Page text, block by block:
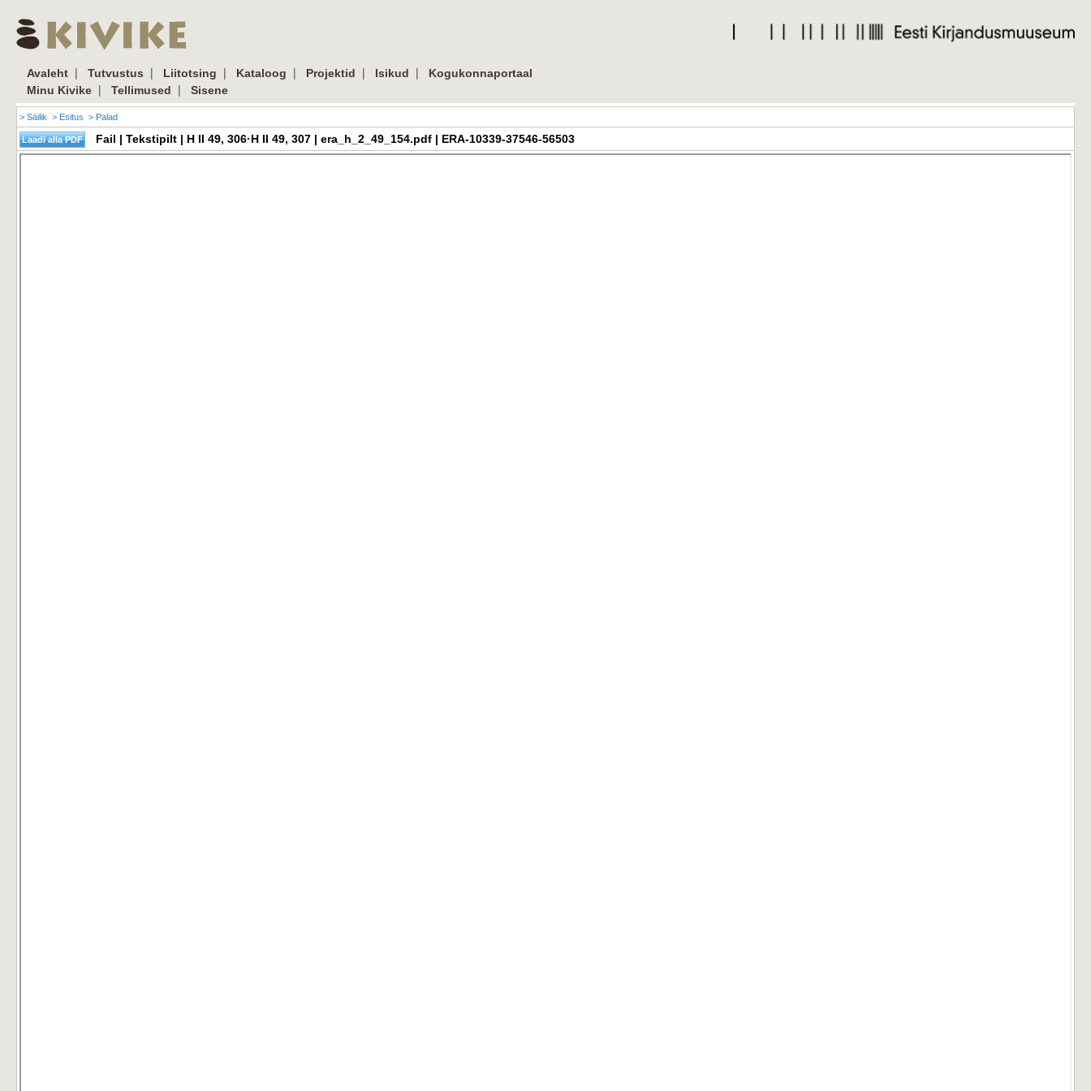
Avaleht | Tutvustus | Liitotsing | Kataloog | Projektid | Isikud |
Kogukonnaportaal
Minu Kivike | Tellimused | Sisene
> Säilik > Esitus > Palad
Fail | Tekstipilt | H II 49, 306·H II 49, 307 | era_h_2_49_154.pdf | ERA-10339-37546-56503